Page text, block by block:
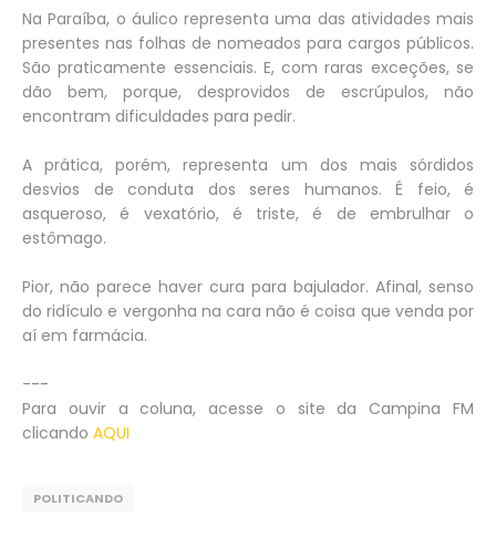
Na Paraíba, o áulico representa uma das atividades mais
presentes nas folhas de nomeados para cargos públicos.
São praticamente essenciais. E, com raras exceções, se
dão bem, porque, desprovidos de escrúpulos, não
encontram dificuldades para pedir.
A prática, porém, representa um dos mais sórdidos
desvios de conduta dos seres humanos. É feio, é
asqueroso, é vexatório, é triste, é de embrulhar o
estômago.
Pior, não parece haver cura para bajulador. Afinal, senso
do ridículo e vergonha na cara não é coisa que venda por
aí em farmácia.
---
Para ouvir a coluna, acesse o site da Campina FM
clicando AQUI
POLITICANDO